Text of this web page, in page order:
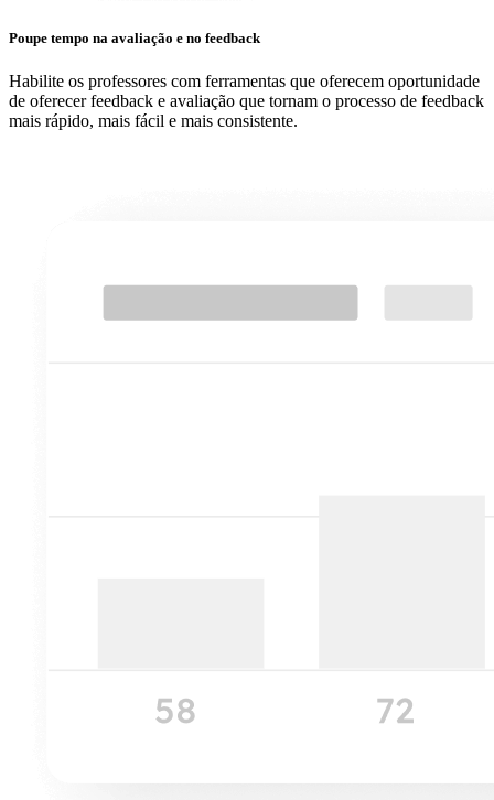
Poupe tempo na avaliação e no feedback
Habilite os professores com ferramentas que oferecem oportunidade
de oferecer feedback e avaliação que tornam o processo de feedback
mais rápido, mais fácil e mais consistente.